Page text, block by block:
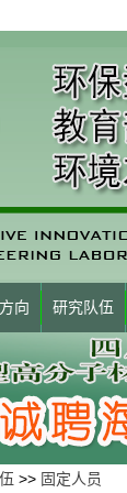
向 研究队伍
>> 固定人员